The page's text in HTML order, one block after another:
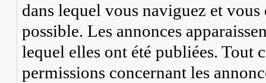
dans lequel vous naviguez et
possible. Les annonces
lequel elles ont été publiées. Tout
permissions concernant les